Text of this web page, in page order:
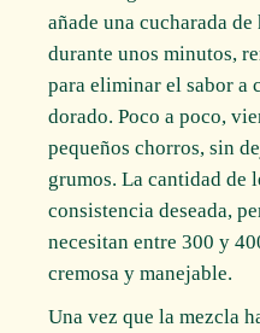
añade una cucharada
durante unos minutos,
para eliminar el sabor a
dorado. Poco a poco,
pequeños chorros, sin
grumos. La cantidad de
consistencia deseada,
necesitan entre 300 y
cremosa y manejable.
Una vez que la mezcla